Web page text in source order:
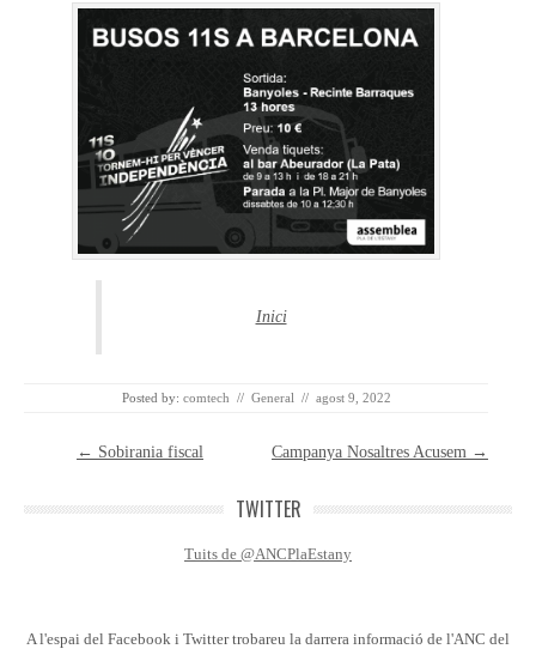
Inici
Posted by: comtech // General // agost 9, 2022
Post navigation
← Sobirania fiscal Campanya Nosaltres Acusem →
TWITTER
Tuits de @ANCPlaEstany
A l'espai del Facebook i Twitter trobareu la darrera informació de l'ANC del